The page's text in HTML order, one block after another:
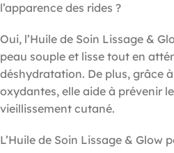
l’apparence des rides ?
Oui, l’Huile de Soin Lissage &
peau souple et lisse tout en
déshydratation. De plus, grâce
oxydantes, elle aide à prévenir
vieillissement cutané.
L’Huile de Soin Lissage & Glow